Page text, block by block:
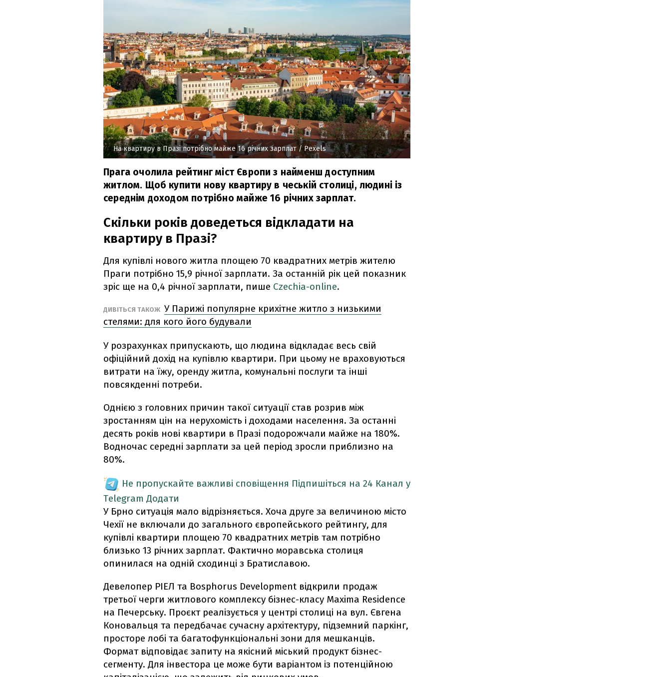
На квартиру в Празі потрібно майже 16 річних зарплат/ Pexels
Прага очолила рейтинг міст Європи з найменш доступним
житлом. Щоб купити нову квартиру в чеській столиці, людині із
середнім доходом потрібно майже 16 річних зарплат.
Скільки років доведеться відкладати на
квартиру в Празі?
Для купівлі нового житла площею 70 квадратних метрів жителю
Праги потрібно 15,9 річної зарплати. За останній рік цей показник
зріс ще на 0,4 річної зарплати, пише Сzechia-online.
ДИВІТЬСЯ ТАКОЖ У Парижі популярне крихітне житло з низькими
стелями: для кого його будували
У розрахунках припускають, що людина відкладає весь свій
офіційний дохід на купівлю квартири. При цьому не враховуються
витрати на їжу, оренду житла, комунальні послуги та інші
повсякденні потреби.
Однією з головних причин такої ситуації став розрив між
зростанням цін на нерухомість і доходами населення. За останні
десять років нові квартири в Празі подорожчали майже на 180%.
Водночас середні зарплати за цей період зросли приблизно на
80%.
Не пропускайте важливі сповіщення Підпишіться на 24 Канал у
Telegram Додати
У Брно ситуація мало відрізняється. Хоча друге за величиною місто
Чехії не включали до загального європейського рейтингу, для
купівлі квартири площею 70 квадратних метрів там потрібно
близько 13 річних зарплат. Фактично моравська столиця
опинилася на одній сходинці з Братиславою.
Девелопер РІЕЛ та Bosphorus Development відкрили продаж
третьої черги житлового комплексу бізнес-класу Maxima Residence
на Печерську. Проєкт реалізується у центрі столиці на вул. Євгена
Коновальця та передбачає сучасну архітектуру, підземний паркінг,
просторе лобі та багатофункціональні зони для мешканців.
Формат відповідає запиту на якісний міський продукт бізнес-
сегменту. Для інвестора це може бути варіантом із потенційною